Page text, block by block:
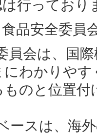
行っており
品安全委員
会は、国
わかりや
のと位置
スは、海